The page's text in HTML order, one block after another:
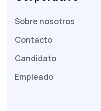
Sobre nosotros
Contacto
Candidato
Empleado